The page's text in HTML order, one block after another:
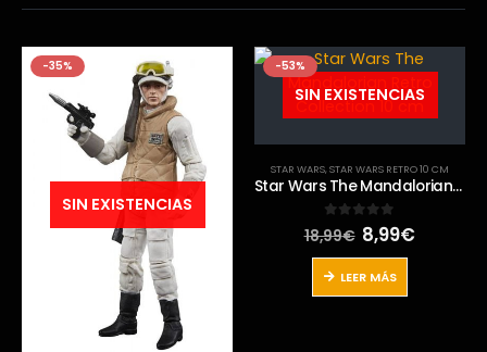
-35%
SIN EXISTENCIAS
-53%
SIN EXISTENCIAS
STAR WARS,STAR WARS RETRO 10 CM
Star Wars The Mandalorian Retro Collection 10 cm
0 out of 5
18,99€ El
precio
original
era:
18,99€.
8,99€El
LEER MÁS